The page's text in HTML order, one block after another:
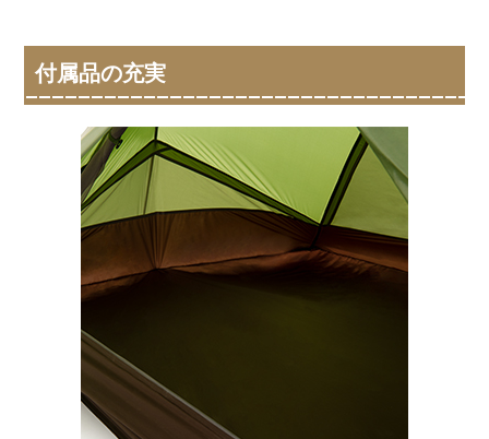
付属品の充実